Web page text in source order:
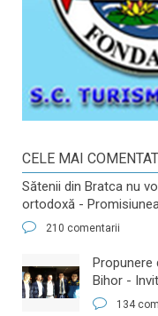
CELE MAI
Sătenii din Bratca nu
ortodoxă -
210 comentarii
​Propunere
Bihor -
134